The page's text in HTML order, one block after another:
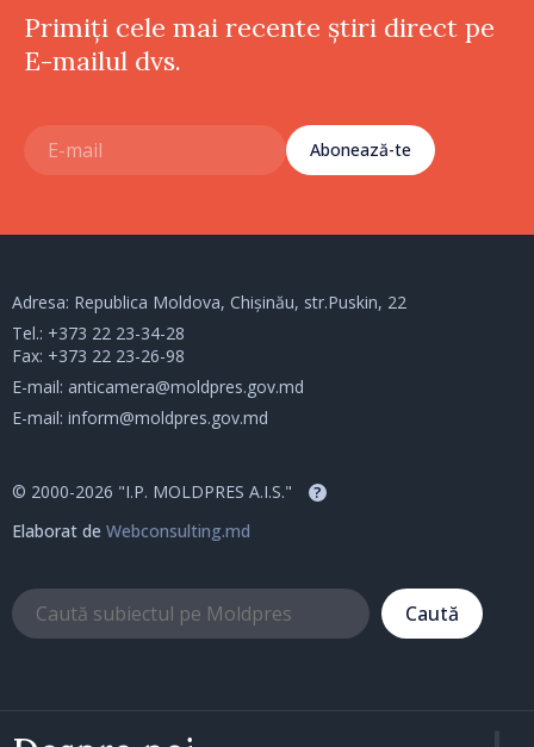
Primiți cele mai recente știri direct pe
E-mailul dvs.
Abonează-te
Adresa: Republica Moldova, Chișinău, str.Puskin, 22
Tel.: +373 22 23-34-28
Fax: +373 22 23-26-98
E-mail: anticamera@moldpres.gov.md
E-mail: inform@moldpres.gov.md
© 2000-2026 "I.P. MOLDPRES A.I.S." ?
Elaborat de Webconsulting.md
Caută